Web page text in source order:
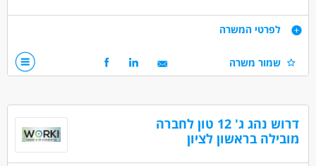
והנעלה! + עוזר נהג!
העלאת שכר לאחר שנה
דרישות
מעל גיל 24 ומעל שנתיים ניסיון בחלוקה!
נהגים, רכב ותחבורה - נהג/ת חלוקה
נהגים, רכב ותחבורה - נהג/ת אוטובוס
לפרטי המשרה
שמור משרה
דרוש נהג ג' 12 טון לחברה
מובילה בראשון לציון